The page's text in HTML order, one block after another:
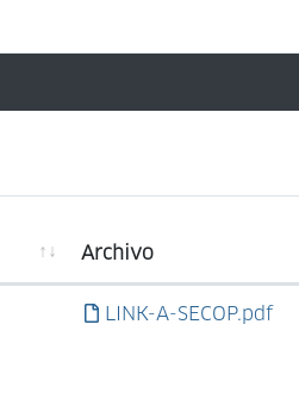
Archivo
LINK-A-SECOP.pdf